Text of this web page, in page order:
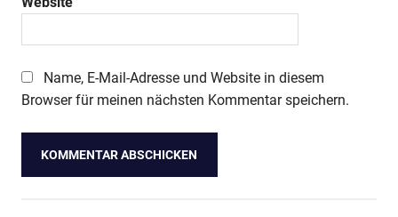
Name, E-Mail-Adresse und Website in diesem
Browser für meinen nächsten Kommentar speichern.